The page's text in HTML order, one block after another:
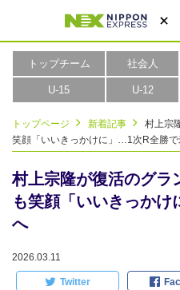
トップチーム 社会人
U-15 U-12
トップページ 新着記事
村上宗
笑顔「いいきっかけに」…1次R全勝で
村上宗隆が復活のグ
も笑顔「いいきっか
へ
2026.03.11
Twitter